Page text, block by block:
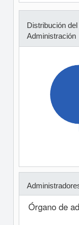
Distribución
Administración
Órgano de